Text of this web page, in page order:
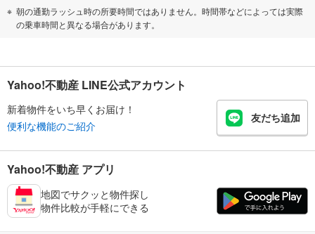
朝の通勤ラッシュ時の所要時間ではありません。時間帯などによっては実際
の乗車時間と異なる場合があります。
Yahoo!不動産 LINE公式アカウント
新着物件をいち早くお届け！
便利な機能のご紹介
友だち追加
Yahoo!不動産 アプリ
地図でサクッと物件探し
物件比較が手軽にできる